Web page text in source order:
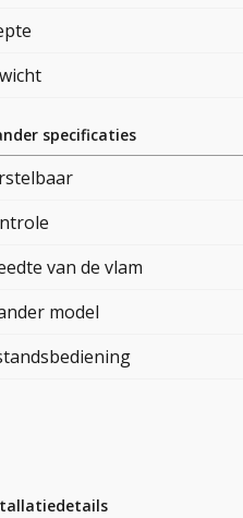
specificaties
van de vlam
model